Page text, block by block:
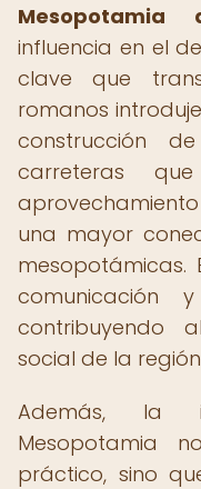
Mesopotamia
influencia en el
clave que
romanos
construcción
carreteras
una mayor
mesopotámicas.
comunicación
contribuyendo
social de la
Además, la
Mesopotamia
práctico, sino